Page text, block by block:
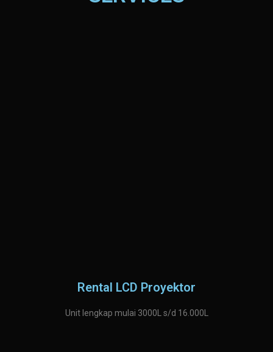
Rental LCD Proyektor
Unit lengkap mulai 3000L s/d 16.000L